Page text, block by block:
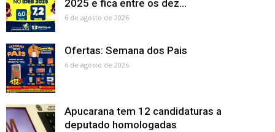
2025 e fica entre os dez...
6 de agosto de 2026
Ofertas: Semana dos Pais
6 de agosto de 2026
Apucarana tem 12 candidaturas a
deputado homologadas